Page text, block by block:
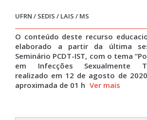
UFRN / SEDIS / LAIS / MS
O conteúdo deste recurso
elaborado a partir da última
Seminário PCDT-IST, com o tema
em Infecções Sexualmente
realizado em 12 de agosto de
aproximada de 01 h Ver mais